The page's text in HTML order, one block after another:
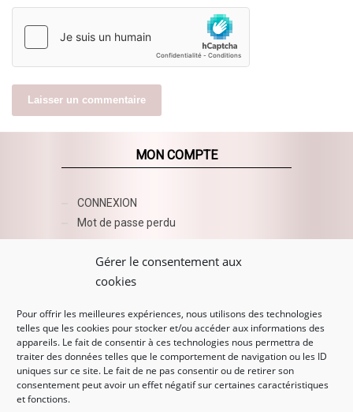
Gérer le consentement aux
cookies
Pour offrir les meilleures expériences, nous utilisons des technologies
telles que les cookies pour stocker et/ou accéder aux informations des
appareils. Le fait de consentir à ces technologies nous permettra de
traiter des données telles que le comportement de navigation ou les ID
uniques sur ce site. Le fait de ne pas consentir ou de retirer son
consentement peut avoir un effet négatif sur certaines caractéristiques
et fonctions.
MON COMPTE
CONNEXION
Mot de passe perdu
AZUR BEAUTY ESHOP